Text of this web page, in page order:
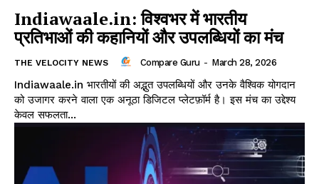
Indiawaale.in: विश्वभर में भारतीय
प्रतिभाओं की कहानियों और उपलब्धियों का मंच
THE VELOCITY NEWS Compare Guru - March 28, 2026
Indiawaale.in भारतीयों की अद्भुत उपलब्धियों और उनके वैश्विक योगदान
को उजागर करने वाला एक अनूठा डिजिटल प्लेटफ़ॉर्म है। इस मंच का उद्देश्य
केवल सफलता...